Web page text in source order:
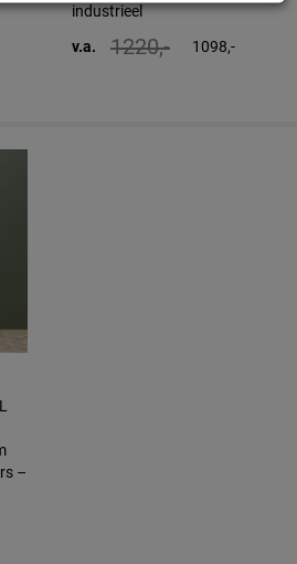
industrieel
v.a.
1220,- 1098,-
–